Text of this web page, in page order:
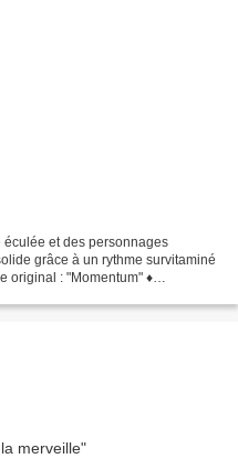
et des personnages
grâce à un rythme survitaminé
original : "Momentum" ♦